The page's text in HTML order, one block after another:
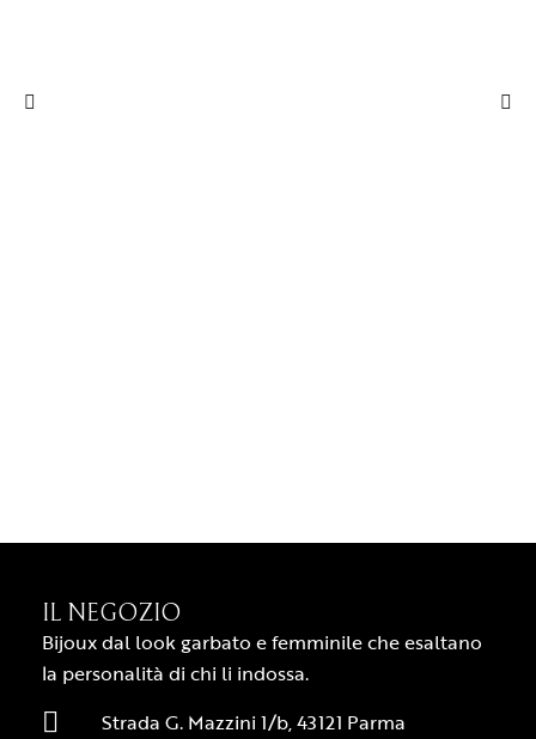
IL NEGOZIO
Bijoux dal look garbato e femminile che esaltano
la personalità di chi li indossa.
Strada G. Mazzini 1/b, 43121 Parma